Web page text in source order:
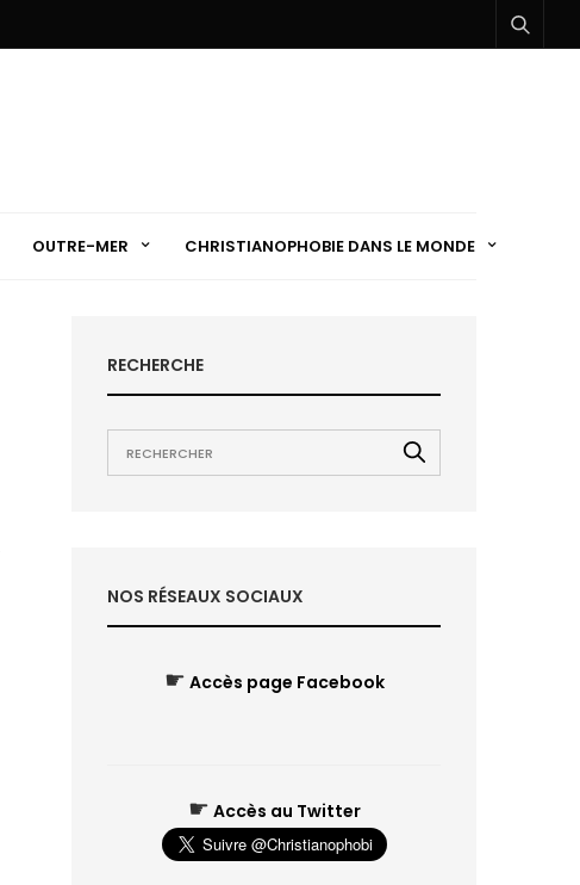
OUTRE-MER CHRISTIANOPHOBIE DANS LE MONDE
RECHERCHE
NOS RÉSEAUX SOCIAUX
☛ Accès page Facebook
☛ Accès au Twitter